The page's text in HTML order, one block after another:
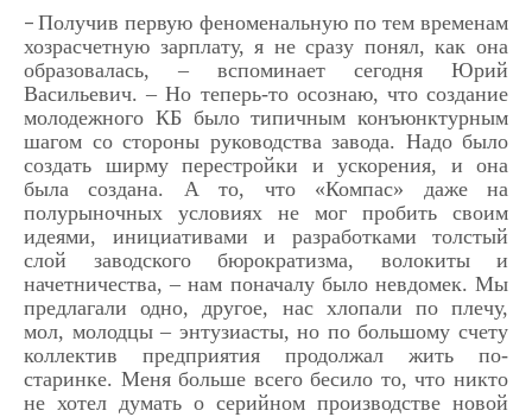
– Получив первую феноменальную по тем временам
хозрасчетную зарплату, я не сразу понял, как она
образовалась, – вспоминает сегодня Юрий
Васильевич. – Но теперь-то осознаю, что создание
молодежного КБ было типичным конъюнктурным
шагом со стороны руководства завода. Надо было
создать ширму перестройки и ускорения, и она
была создана. А то, что «Компас» даже на
полурыночных условиях не мог пробить своим
идеями, инициативами и разработками толстый
слой заводского бюрократизма, волокиты и
начетничества, – нам поначалу было невдомек. Мы
предлагали одно, другое, нас хлопали по плечу,
мол, молодцы – энтузиасты, но по большому счету
коллектив предприятия продолжал жить по-
старинке. Меня больше всего бесило то, что никто
не хотел думать о серийном производстве новой